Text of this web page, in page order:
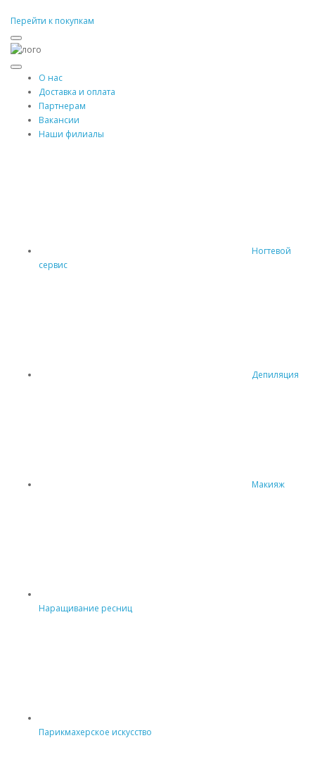
Перейти к покупкам
О нас
Доставка и оплата
Партнерам
Вакансии
Наши филиалы
Ногтевой
сервис
Депиляция
Макияж
Наращивание ресниц
Парикмахерское искусство